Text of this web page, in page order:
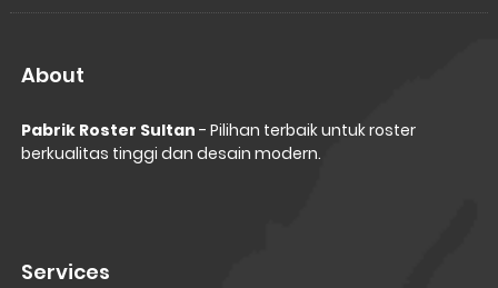
About
Pabrik Roster Sultan - Pilihan terbaik untuk roster
berkualitas tinggi dan desain modern.
Services